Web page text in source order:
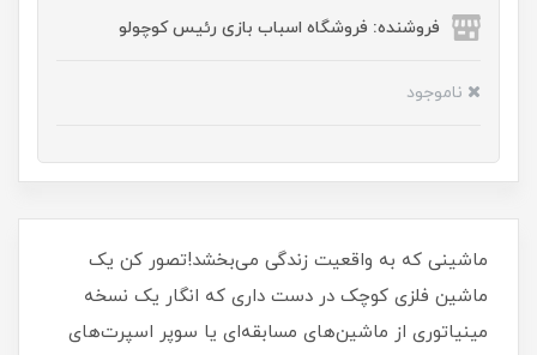
فروشنده: فروشگاه اسباب بازی رئیس کوچولو
ناموجود
ماشینی که به واقعیت زندگی می‌بخشد!تصور کن یک
ماشین فلزی کوچک در دست داری که انگار یک نسخه
مینیاتوری از ماشین‌های مسابقه‌ای یا سوپر اسپرت‌های